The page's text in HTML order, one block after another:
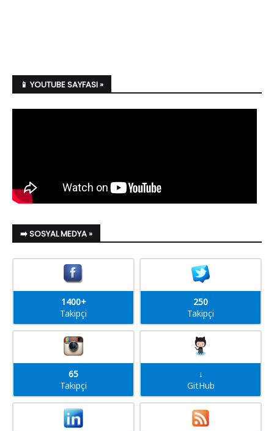
📱 YOUTUBE SAYFASI »
➡️ SOSYAL MEDYA »
1400+
Takipçi
250
Takipçi
65
Takipçi
↓
GitHub